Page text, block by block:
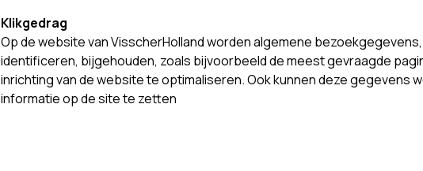
Klikgedrag
Op de website van VisscherHolland worden algemene
identificeren, bijgehouden, zoals bijvoorbeeld de meest gevraagde
inrichting van de website te optimaliseren. Ook kunnen deze gegevens
informatie op de site te zetten